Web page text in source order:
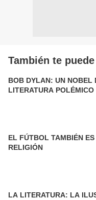
También te
BOB DYLAN: UN NOBEL
LITERATURA POLÉMICO
EL FÚTBOL TAMBIÉN ES
RELIGIÓN
LA LITERATURA: LA